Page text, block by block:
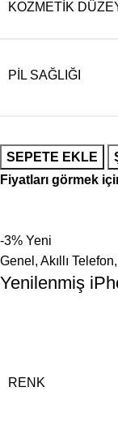
KOZMETIK
PIL SAĞLIĞI
SEPETE EKLE
Fiyatları görmek
-3% Yeni
Genel , Akıllı Telefon,
Yenilenmiş
RENK